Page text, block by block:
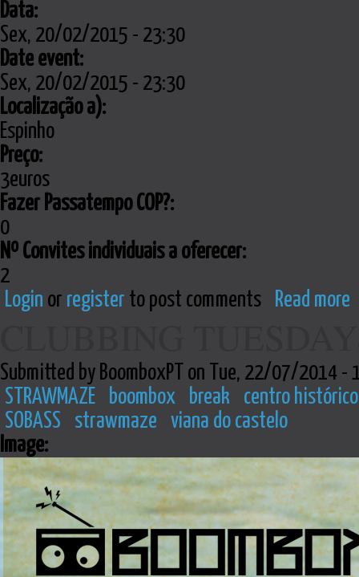
Data:
Sex, 20/02/2015 - 23:30
Date event:
Sex, 20/02/2015 - 23:30
Localização a):
Espinho
Preço:
3euros
Fazer Passatempo COP?:
0
Nº Convites individuais a oferecer:
2
Login or register to post comments Read more
Submitted by BoomboxPT on Tue, 22/07/2014 -
STRAWMAZE
boombox break
centro histórico
SOBASS
strawmaze
viana do castelo
Image: